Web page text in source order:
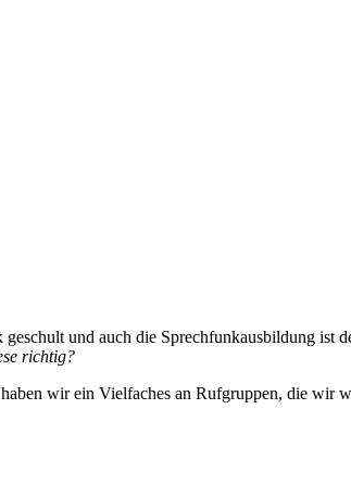
und auch die Sprechfunkausbildung ist
richtig?
wir ein Vielfaches an Rufgruppen, die wir